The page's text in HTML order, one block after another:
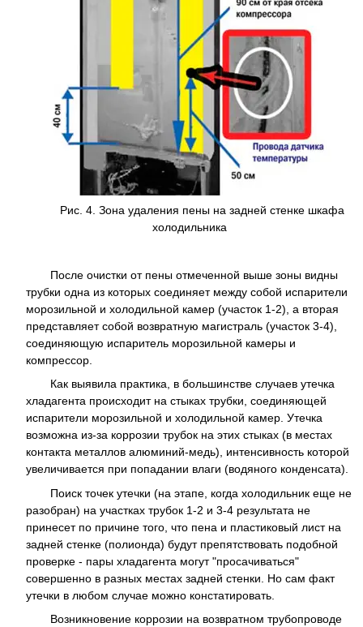
Рис. 4. Зона удаления пены на задней стенке шкафа
холодильника
После очистки от пены отмеченной выше зоны видны
трубки одна из которых соединяет между собой испарители
морозильной и холодильной камер (участок 1-2), а вторая
представляет собой возвратную магистраль (участок 3-4),
соединяющую испаритель морозильной камеры и
компрессор.
Как выявила практика, в большинстве случаев утечка
хладагента происходит на стыках трубки, соединяющей
испарители морозильной и холодильной камер. Утечка
возможна из-за коррозии трубок на этих стыках (в местах
контакта металлов алюминий-медь), интенсивность которой
увеличивается при попадании влаги (водяного конденсата).
Поиск точек утечки (на этапе, когда холодильник еще не
разобран) на участках трубок 1-2 и 3-4 результата не
принесет по причине того, что пена и пластиковый лист на
задней стенке (полионда) будут препятствовать подобной
проверке - пары хладагента могут "просачиваться"
совершенно в разных местах задней стенки. Но сам факт
утечки в любом случае можно констатировать.
Возникновение коррозии на возвратном трубопроводе